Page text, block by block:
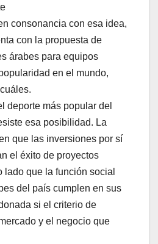
consonancia con esa idea,
con la propuesta de
árabes para equipos
en el mundo,
deporte más popular del
esa posibilidad. La
que las inversiones por sí
el éxito de proyectos
lado que la función social
del país cumplen en sus
si el criterio de
y el negocio que